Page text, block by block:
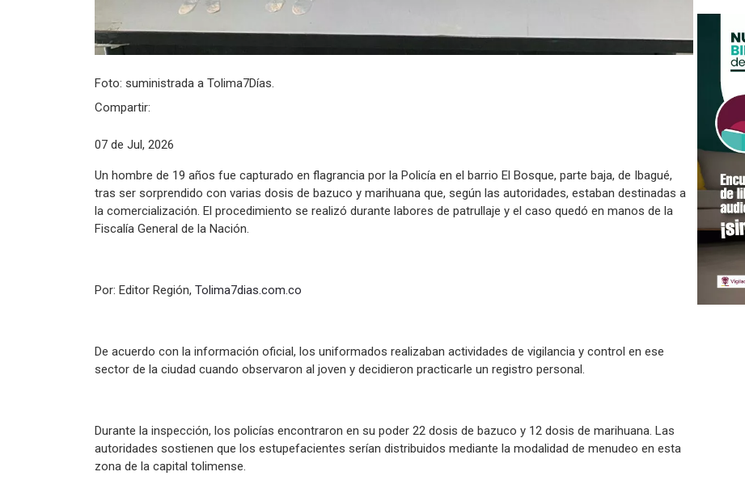
Foto: suministrada a Tolima7Días.
Compartir:
07 de Jul, 2026
Un hombre de 19 años fue capturado en flagrancia por la Policía en el barrio El Bosque, parte baja, de Ibagué,
tras ser sorprendido con varias dosis de bazuco y marihuana que, según las autoridades, estaban destinadas a
la comercialización. El procedimiento se realizó durante labores de patrullaje y el caso quedó en manos de la
Fiscalía General de la Nación.
Por: Editor Región, Tolima7dias.com.co
De acuerdo con la información oficial, los uniformados realizaban actividades de vigilancia y control en ese
sector de la ciudad cuando observaron al joven y decidieron practicarle un registro personal.
Durante la inspección, los policías encontraron en su poder 22 dosis de bazuco y 12 dosis de marihuana. Las
autoridades sostienen que los estupefacientes serían distribuidos mediante la modalidad de menudeo en esta
zona de la capital tolimense.